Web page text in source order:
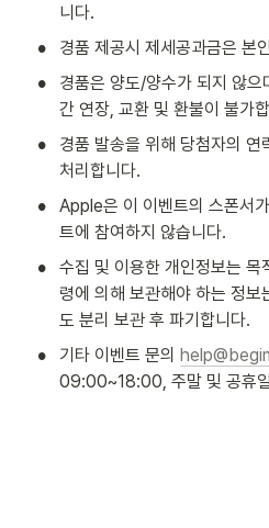
니다.
• 경품 제공시 제세공과금은 본
•
경품은 양도/양수가 되지 않으
간 연장, 교환 및 환불이 불가
•
경품 발송을 위해 당첨자의
처리합니다.
•
Apple은 이 이벤트의 스폰서
트에 참여하지 않습니다.
•
수집 및 이용한 개인정보는 목
령에 의해 보관해야 하는 정보
도 분리 보관 후 파기합니다.
• 기타 이벤트 문의
09:00~18:00, 주말 및 공휴